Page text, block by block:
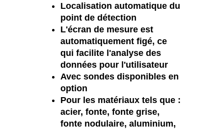
Localisation automatique du
point de détection
L'écran de mesure est
automatiquement figé, ce
qui facilite l'analyse des
données pour l'utilisateur
Avec sondes disponibles en
option
Pour les matériaux tels que :
acier, fonte, fonte grise,
fonte nodulaire, aluminium,